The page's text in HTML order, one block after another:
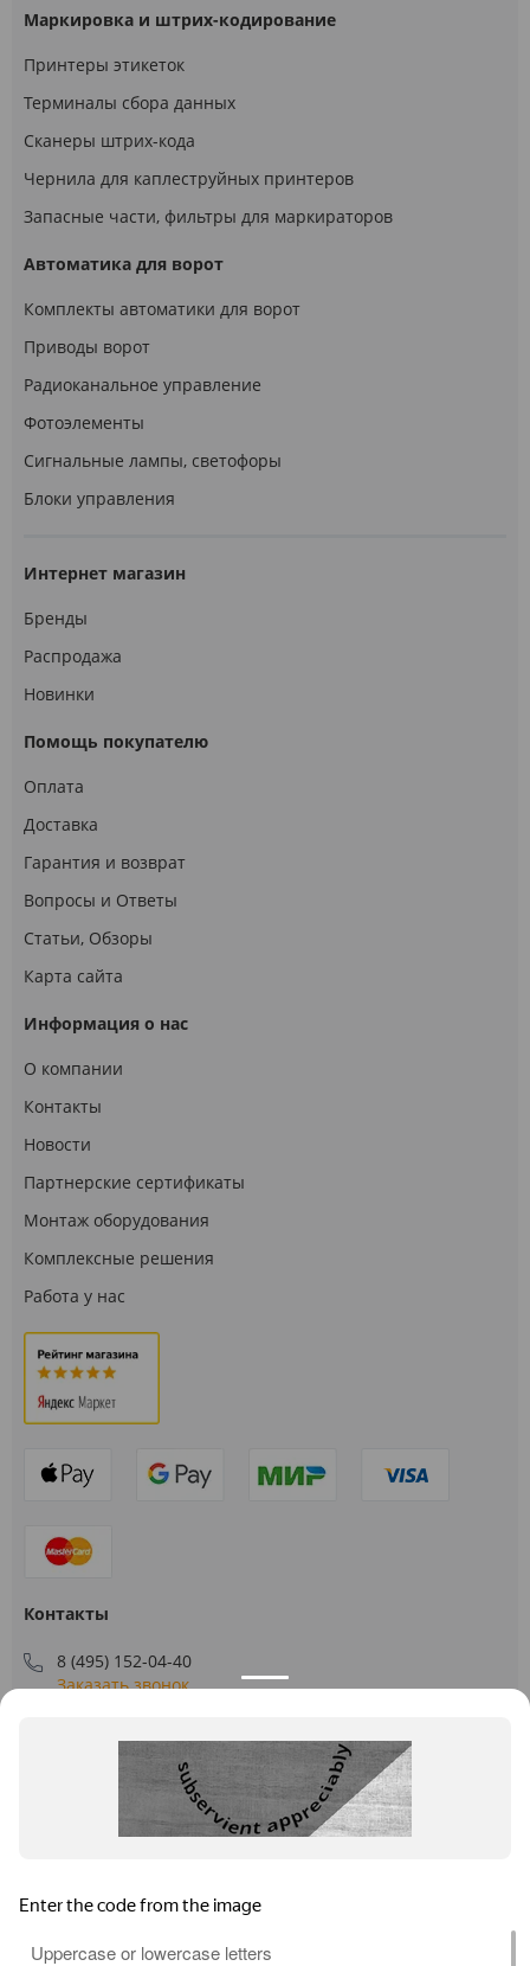
Маркировка и штрих-кодирование
Принтеры этикеток
Терминалы сбора данных
Сканеры штрих-кода
Чернила для каплеструйных принтеров
Запасные части, фильтры для маркираторов
Автоматика для ворот
Комплекты автоматики для ворот
Приводы ворот
Радиоканальное управление
Фотоэлементы
Сигнальные лампы, светофоры
Блоки управления
Интернет магазин
Бренды
Распродажа
Новинки
Помощь покупателю
Оплата
Доставка
Гарантия и возврат
Вопросы и Ответы
Статьи, Обзоры
Карта сайта
Информация о нас
О компании
Контакты
Новости
Партнерские сертификаты
Монтаж оборудования
Комплексные решения
Работа у нас
Контакты
8 (495) 152-04-40
Заказать звонок
Схема проезда
Пн-Пт: 9:00 - 18:00